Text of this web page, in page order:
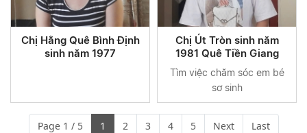
Chị Hằng Quê Bình Định
sinh năm 1977
Chị Út Tròn sinh năm
1981 Quê Tiền Giang
Tìm việc chăm sóc em bé
sơ sinh
Page 1 / 5 1 2 3 4 5 Next Last